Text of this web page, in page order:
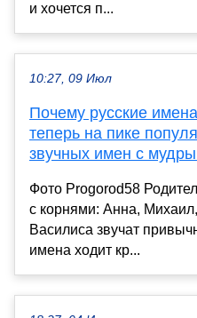
и хочется п...
10:27, 09 Июл
Почему русские
теперь на пике
звучных имен с
Фото Progorod58
с корнями: Анна,
Василиса звучат
имена ходит кр...